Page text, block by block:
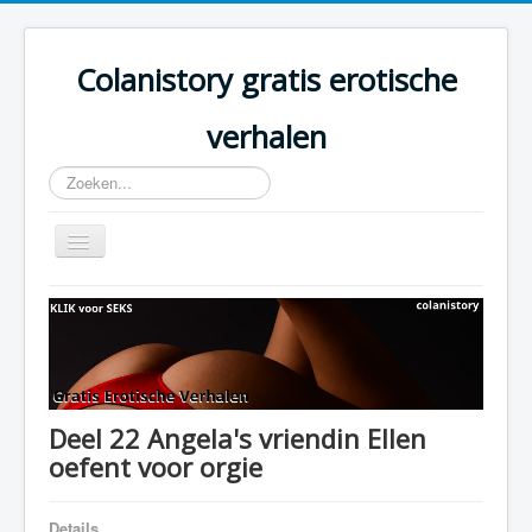
Colanistory gratis erotische
verhalen
Zoeken...
Schakelen
navigatie
Colanistory.eu - Erotische verhalen - Home
Deel 22 Angela's vriendin Ellen
oefent voor orgie